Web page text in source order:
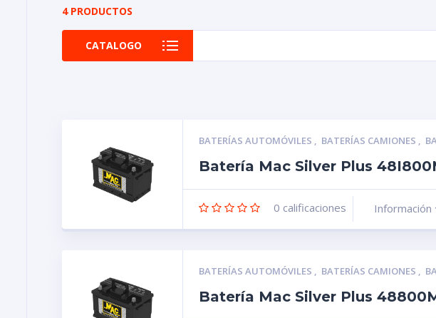
4 PRODUCTOS
CATALOGO
BATERÍAS AUTOMÓVILES , BATERÍAS CAMIONES ,
Batería Mac Silver Plus
0 calificaciones Información
BATERÍAS AUTOMÓVILES , BATERÍAS CAMIONES ,
Batería Mac Silver Plus